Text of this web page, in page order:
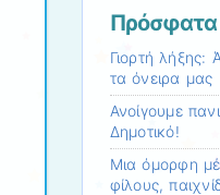
Πρόσφατα
Γιορτή λήξης:
τα όνειρα μας
Ανοίγουμε
Δημοτικό!
Mια όμορφη
φίλους,